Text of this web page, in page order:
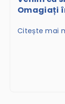
Omagiați
Citește mai